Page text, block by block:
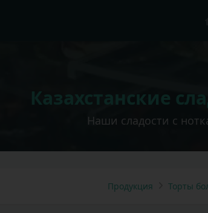
Казахстанские
Наши сладости с
Продукция Торты